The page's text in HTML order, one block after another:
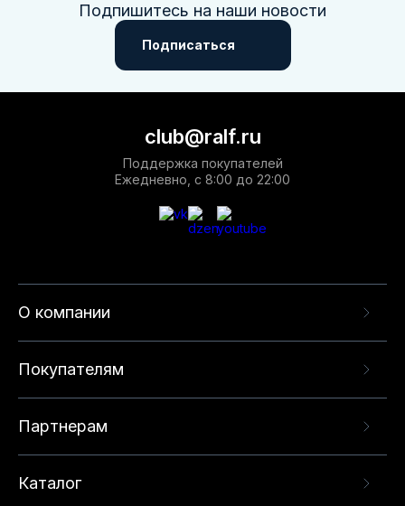
Подпишитесь на наши новости
Подписаться
О компании
Покупателям
Партнерам
Каталог
club@ralf.ru
Поддержка покупателей
Ежедневно, с 8:00 до 22:00